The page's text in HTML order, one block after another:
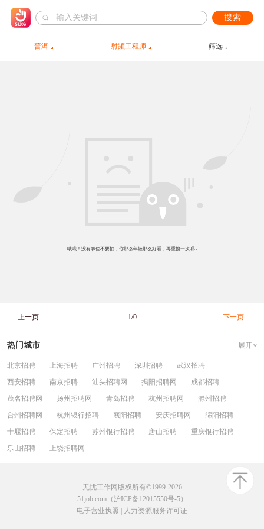
搜索
普洱 射频工程师 筛选
哦哦！没有职位不要怕，你那么年轻那么好看，再重搜一次呗~
上一页 1/0 下一页
热门城市 展开
北京招聘 上海招聘 广州招聘 深圳招聘
武汉招聘
西安招聘
南京招聘 汕头招聘网 揭阳招聘网
成都招聘
茂名招聘网
扬州招聘网 青岛招聘 杭州招聘网
滁州招聘
台州招聘网
杭州银行招聘 襄阳招聘 安庆招聘网
绵阳招聘
十堰招聘
保定招聘 苏州银行招聘 唐山招聘
重庆银行招聘
乐山招聘
上饶招聘网
无忧工作网版权所有©1999-2026
51job.com（沪ICP备12015550号-5）
电子营业执照
人力资源服务许可证